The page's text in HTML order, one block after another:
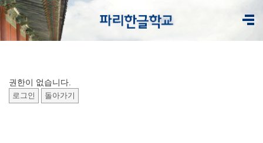
권한이 없습니다.
로그인 돌아가기